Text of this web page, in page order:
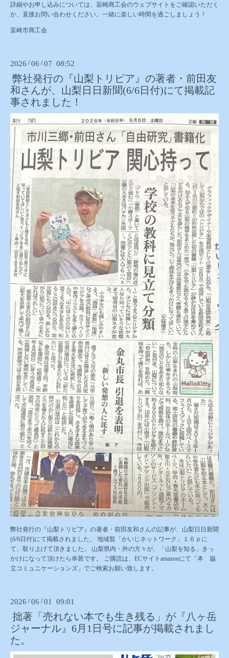
詳細やお申し込みについては、韮崎商工会のウェブサイトをご確認いただく
か、直接お問い合わせください。一緒に楽しい時間を過ごしましょう！
韮崎市商工会
2026 /06 /07 08:52
弊社発行の『山梨トリビア』の著者・前田友
和さんが、山梨日日新聞(6/6日付)にて掲載記
事されました！
弊社発行の『山梨トリビア』の著者・前田友和さんの記事が、山梨日日新聞
(6/6日付)にて掲載されました。 地域覧「かいじネットワーク」１６ｐに
て、取り上げて頂きました。 山梨県内・外の方々が、「山梨を知る」きっ
かけになって頂けたら幸甚です。 ご購読は、ECサイトamazonにて「本 協
立コミュニケーションズ」でご検索お願い致します。
2026 /06 /01 09:01
拙著「売れない本でも生き残る」が『八ヶ岳
ジャーナル』6月1日号に記事が掲載されまし
た。